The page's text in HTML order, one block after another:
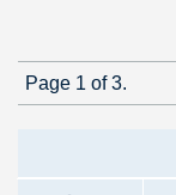
Page 1 of 3.